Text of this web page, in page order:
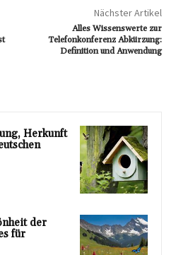
Nächster Artikel
Alles Wissenswerte zur
Telefonkonferenz Abkürzung:
Definition und Anwendung
Herkunft
der
für